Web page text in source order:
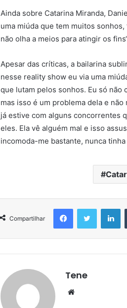
Ainda sobre Catarina Miranda,
uma miúda que tem muitos
não olha a meios para atingir os
Apesar das críticas, a bailarina
nesse reality show eu via uma
que lutam pelos sonhos. Eu só
mas isso é um problema dela e
já estive com alguns concorrentes
eles. Ela vê alguém mal e isso
incomoda-me bastante, nunca tinha
Compartilhar
FacebookTwitter
Tene
Website